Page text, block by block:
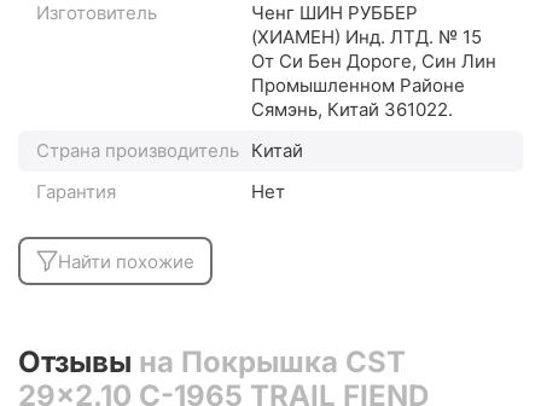
Изготовитель
Ченг ШИН РУББЕР
(XИАМЕН) Инд. ЛТД. № 15
От Си Бен Дороге, Син Лин
Промышленном Районе
Сямэнь, Китай 361022.
Страна производитель Китай
Гарантия
Нет
Найти похожие
Отзывы на Покрышка CST
29x2.10 C-1965 TRAIL FIEND